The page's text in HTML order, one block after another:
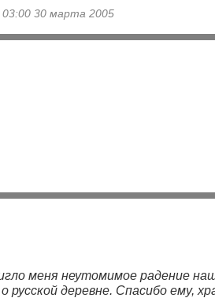
03:00 30 марта 2005
меня неутомимое радение
русской деревне. Спасибо ему,